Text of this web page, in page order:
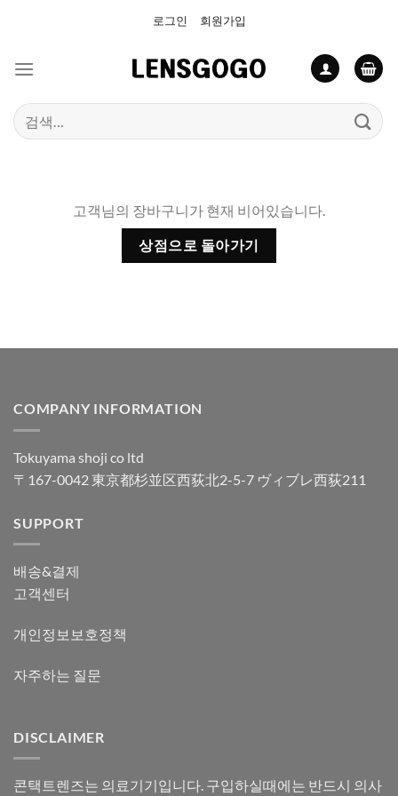
로그인 회원가입
검
색:
고객님의 장바구니가 현재 비어있습니다.
상점으로 돌아가기
COMPANY INFORMATION
Tokuyama shoji co ltd
〒167-0042 東京都杉並区西荻北2-5-7 ヴィブレ西荻211
SUPPORT
배송&결제
고객센터
개인정보보호정책
자주하는 질문
DISCLAIMER
콘택트렌즈는 의료기기입니다. 구입하실때에는 반드시 의사